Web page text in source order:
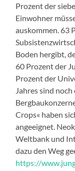
Prozent der
Einwohner
auskommen. 63
Boden hergibt,
60 Prozent der
Prozent der
Jahres sind
Crops« haben
angeeignet.
Weltbank und
dazu den Weg
https://